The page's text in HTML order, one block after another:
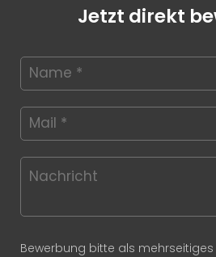
Jetzt direkt
Bewerbung bitte als mehrseitiges